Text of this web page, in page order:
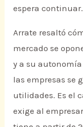
espera continuar.
Arrate resaltó
mercado se
y a su
las empresas se
utilidades. Es el
exige al